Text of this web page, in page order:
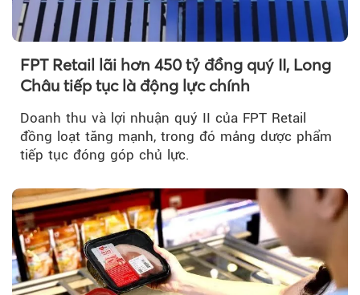
FPT Retail lãi hơn 450 tỷ đồng quý II, Long
Châu tiếp tục là động lực chính
Doanh thu và lợi nhuận quý II của FPT Retail
đồng loạt tăng mạnh, trong đó mảng dược phẩm
tiếp tục đóng góp chủ lực.